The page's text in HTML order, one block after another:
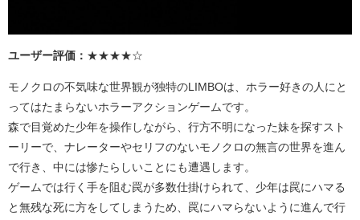
ユーザー評価： ★★★★☆
モノクロの不気味な世界観が独特のLIMBOは、ホラー好きの人にと
ってはたまらないホラーアクションゲームです。
森で目覚めた少年を操作しながら、行方不明になった妹を探すスト
ーリーで、ナレーターやセリフのないモノクロの無言の世界を進ん
で行き、中には惨たらしいことにも遭遇します。
ゲームでは行く手を阻む罠が多数仕掛けられて、少年は罠にハマる
と無残な死に方をしてしまうため、罠にハマらないように進んで行